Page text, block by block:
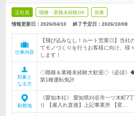
正社員 職種・業種未経験OK 急募
情報更新日：2026/04/10 終了予定日： 2026/10/08
仕事内容
【飛び込みなし！ルート営業◎】当社
てモノづくりを行うお客様に向け、様
します！
対象と
なる方
◇職種＆業種未経験大歓迎◇《必須》
第1種運転免許
勤務地
《愛知本社》 愛知県刈谷市一ツ木町7
り 【雇入れ直後】上記事業所 【変…